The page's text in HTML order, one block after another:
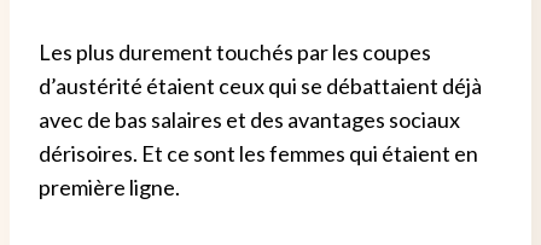
Les plus durement touchés par les coupes
d’austérité étaient ceux qui se débattaient déjà
avec de bas salaires et des avantages sociaux
dérisoires. Et ce sont les femmes qui étaient en
première ligne.